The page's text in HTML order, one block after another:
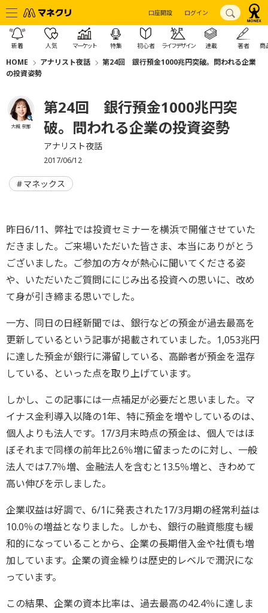
口座開設 ログイン
新着 人気 マーケット 特集 初心者 ライフデザイン 連載 著者 商
HOME アナリスト夜話
第24回 銀行預金1000兆円突破。問われる企業
の投資姿勢
大槻 奈那
第24回 銀行預金1000兆円突
破。問われる企業の投資姿勢
アナリスト夜話
2017/06/12
マネックス
昨日6/11、弊社では投資セミナーを横浜で開催させていた
だきました。ご来場いただいた皆さま、本当にありがとう
ございました。ご参加の方々が熱心に聞いてくださる姿
や、いただいたご質問ににじみ出る投資への思いに、改め
て身が引き締まる思いでした。
一方、同日の日経新聞では、銀行などの預金が過去最高を
更新しているという記事が掲載されていました。1,053兆円
に達した預金が銀行に滞留している、高齢者が預金を温存
している、といった点を取り上げています。
しかし、この記事には一点補足が必要だと思いました。マ
イナス金利導入以降の1年、特に預金を増やしているのは、
個人よりも法人です。17/3月末時点の預金は、個人ではほ
ぼそれまで同様の前年比2.6％増に留まったのに対し、一般
法人では7.7％増、金融法人を含むと13.5％増と、きわめて
高い伸びを示しました。
企業収益は好調で、6/1に発表された17/3月期の経常利益は
10.0％の増益となりました。しかも、銀行の融資態度も緩
和的になっていることから、企業の長期借入金や社債も増
加しています。企業の資金繰りは歴史的レベルで潤沢にな
っています。
この結果、企業の資本比率は、過去最高の42.4％に達しま